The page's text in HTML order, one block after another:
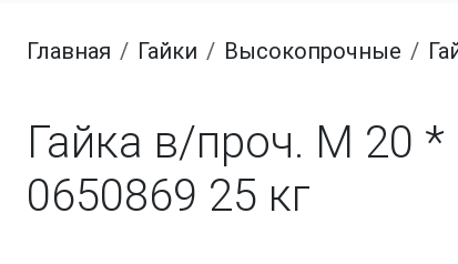
Главная гайки высокопрочные
Гайка в/проч. M 20
0650869 25 кг